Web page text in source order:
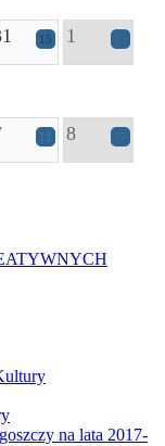
15 1 15
11 8 17
na lata 2017-